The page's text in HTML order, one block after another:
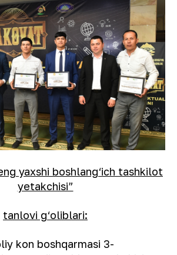
yaxshi boshlang‘ich tashkilot
yetakchisi”
tanlovi g‘oliblari:
kon boshqarmasi 3-